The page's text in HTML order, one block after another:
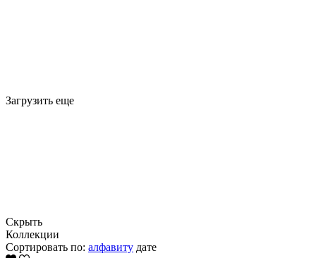
Загрузить еще
Скрыть
Коллекции
Сортировать по: алфавиту дате